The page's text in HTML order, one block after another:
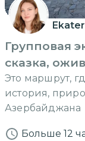
Групповая
сказка,
Это маршрут,
история,
Азербайджана
Больше 12